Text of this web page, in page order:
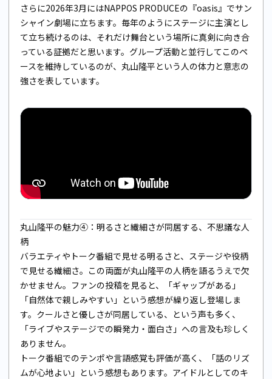
さらに2026年3月にはNAPPOS PRODUCEの『oasis』でサン
シャイン劇場に立ちます。毎年のようにステージに主演とし
て立ち続けるのは、それだけ舞台という場所に真剣に向き合
っている証拠だと思います。グループ活動と並行してこのペ
ースを維持しているのが、丸山隆平という人の体力と意志の
強さを表しています。
丸山隆平の魅力④：明るさと繊細さが同居する、不思議な人
柄
バラエティやトーク番組で見せる明るさと、ステージや役柄
で見せる繊細さ。この両面が丸山隆平の人柄を語るうえで欠
かせません。ファンの投稿を見ると、「ギャップがある」
「自然体で親しみやすい」という感想が繰り返し登場しま
す。クールさと優しさが同居している、という声も多く、
「ライブやステージでの瞬発力・面白さ」への言及も珍しく
ありません。
トーク番組でのテンポや言語感覚も評価が高く、「話のリズ
ムが心地よい」という感想もあります。アイドルとしてのキ